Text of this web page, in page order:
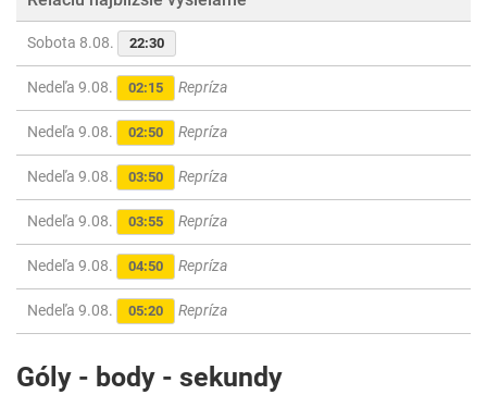
Sobota 8.08. 22:30
Nedeľa 9.08. 02:15 Repríza
Nedeľa 9.08. 02:50 Repríza
Nedeľa 9.08. 03:50 Repríza
Nedeľa 9.08. 03:55 Repríza
Nedeľa 9.08. 04:50 Repríza
Nedeľa 9.08. 05:20 Repríza
Góly - body - sekundy